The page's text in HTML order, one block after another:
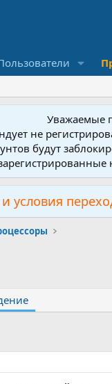
Уважаемые
не
будут
условия